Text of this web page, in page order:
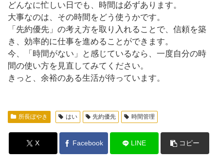
どんなに忙しい日でも、時間は必ずあります。
大事なのは、その時間をどう使うかです。
「先約優先」の考え方を取り入れることで、信頼を築
き、効率的に仕事を進めることができます。
今、「時間がない」と感じているなら、一度自分の時
間の使い方を見直してみてください。
きっと、余裕のある生活が待っています。
所長ぼやき はい 先約優先 時間管理
X Facebook LINE コピー